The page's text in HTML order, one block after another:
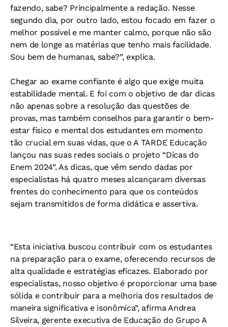
fazendo, sabe? Principalmente a redação. Nesse
segundo dia, por outro lado, estou focado em fazer o
melhor possível e me manter calmo, porque não são
nem de longe as matérias que tenho mais facilidade.
Sou bem de humanas, sabe?”, explica.
Chegar ao exame confiante é algo que exige muita
estabilidade mental. E foi com o objetivo de dar dicas
não apenas sobre a resolução das questões de
provas, mas também conselhos para garantir o bem-
estar físico e mental dos estudantes em momento
tão crucial em suas vidas, que o A TARDE Educação
lançou nas suas redes sociais o projeto “Dicas do
Enem 2024”. As dicas, que vêm sendo dadas por
especialistas há quatro meses alcançaram diversas
frentes do conhecimento para que os conteúdos
sejam transmitidos de forma didática e assertiva.
“Esta iniciativa buscou contribuir com os estudantes
na preparação para o exame, oferecendo recursos de
alta qualidade e estratégias eficazes. Elaborado por
especialistas, nosso objetivo é proporcionar uma base
sólida e contribuir para a melhoria dos resultados de
maneira significativa e isonômica”, afirma Andrea
Silveira, gerente executiva de Educação do Grupo A